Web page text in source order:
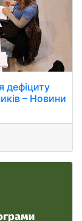
дефіциту
– Новини